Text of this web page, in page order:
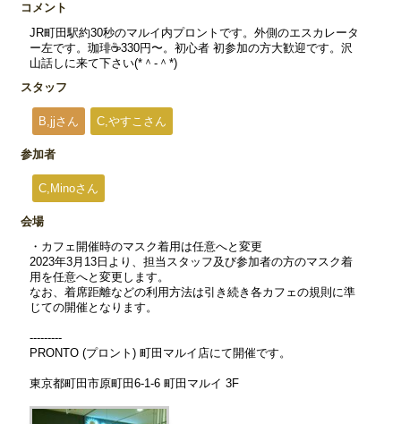
コメント
JR町田駅約30秒のマルイ内プロントです。外側のエスカレータ
ー左です。珈琲☕️330円〜。初心者 初参加の方大歓迎です。沢
山話しに来て下さい(*＾-＾*)
スタッフ
B,jjさん C,やすこさん
参加者
C,Minoさん
会場
・カフェ開催時のマスク着用は任意へと変更
2023年3月13日より、担当スタッフ及び参加者の方のマスク着
用を任意へと変更します。
なお、着席距離などの利用方法は引き続き各カフェの規則に準
じての開催となります。
---------
PRONTO (プロント) 町田マルイ店にて開催です。
東京都町田市原町田6-1-6 町田マルイ 3F